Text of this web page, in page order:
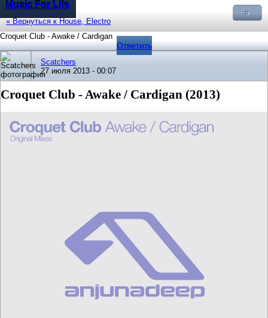
Music For Life
»
« Вернуться к House, Electro
Croquet Club - Awake / Cardigan
Ответить
Scatchers
27 июля 2013 - 00:07
Croquet Club - Awake / Cardigan (2013)